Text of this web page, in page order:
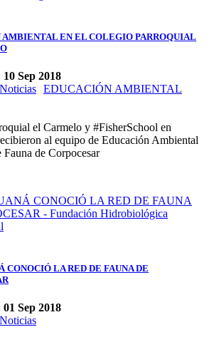
AMBIENTAL EN EL COLEGIO PARROQUIAL
10 Sep 2018
Noticias EDUCACIÓN AMBIENTAL
el Carmelo y #FisherSchool en
al equipo de Educación Ambiental
Fauna de Corpocesar
CONOCIÓ LA RED DE FAUNA DE
01 Sep 2018
Noticias